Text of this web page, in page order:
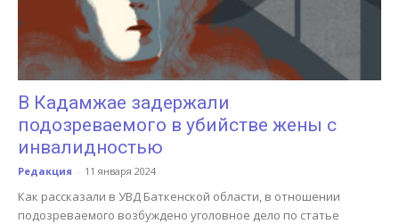
В Кадамжае задержали
подозреваемого в убийстве жены с
инвалидностью
Редакция - 11 января 2024
Как рассказали в УВД Баткенской области, в отношении
подозреваемого возбуждено уголовное дело по статье